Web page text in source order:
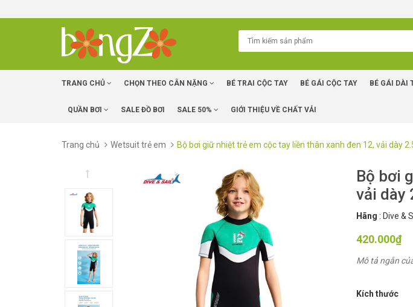
TRANG CHỦ CHỌN THEO CÂN NẶNG BÉ TRAI CỘC TAY BÉ GÁI CỘC TAY BÉ GÁI DÀI
QUẦN BƠI SALE ĐỒ BƠI SALE 50% GIỚI THIỆU VỀ CHẤT VẢI
Trang chủ Wetsuit trẻ em Bộ bơi giữ nhiệt trẻ em cộc tay liền thân xanh đen 12, vải dày
Bộ bơi
vải dày
Hãng : Dive &
420.000₫
Mô tả ngắn
Kích thước